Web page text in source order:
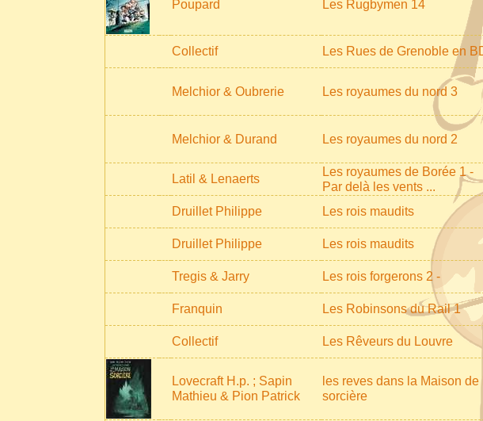
Poupard Les Rugbymen 14
Collectif Les Rues de Grenoble en
Melchior & Oubrerie Les royaumes du nord 3
Melchior & Durand Les royaumes du nord 2
Latil & Lenaerts
Les royaumes de Borée 1 -
Par delà les vents ...
Druillet Philippe
Les rois maudits
Druillet Philippe
Les rois maudits
Tregis & Jarry
Les rois forgerons 2 -
Franquin
Les Robinsons du Rail 1
Collectif
Les Rêveurs du Louvre
Lovecraft H.p. ; Sapin
Mathieu & Pion Patrick
les reves dans la Maison de
sorcière